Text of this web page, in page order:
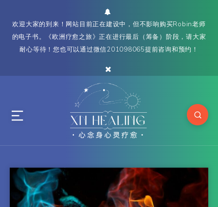
欢迎大家的到来！网站目前正在建设中，但不影响购买Robin老师
的电子书。《欧洲疗愈之旅》正在进行最后（筹备）阶段，请大家
耐心等待！您也可以通过微信201098065提前咨询和预约！